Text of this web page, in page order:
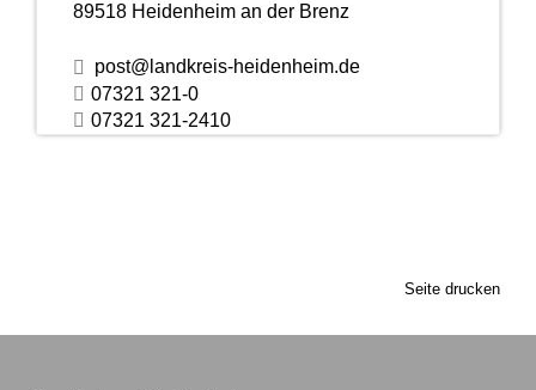
89518 Heidenheim an der Brenz
post@landkreis-heidenheim.de
07321 321-0
07321 321-2410
Seite drucken